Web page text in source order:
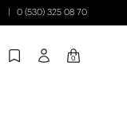
0 (530) 325 08 70
0